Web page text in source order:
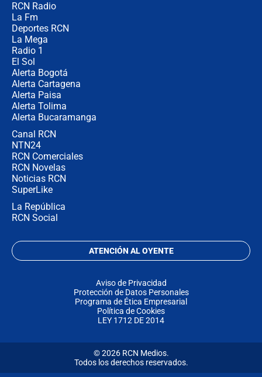
RCN Radio
La Fm
Deportes RCN
La Mega
Radio 1
El Sol
Alerta Bogotá
Alerta Cartagena
Alerta Paisa
Alerta Tolima
Alerta Bucaramanga
Canal RCN
NTN24
RCN Comerciales
RCN Novelas
Noticias RCN
SuperLike
La República
RCN Social
ATENCIÓN AL OYENTE
Aviso de Privacidad
Protección de Datos Personales
Programa de Ética Empresarial
Política de Cookies
LEY 1712 DE 2014
© 2026 RCN Medios.
Todos los derechos reservados.